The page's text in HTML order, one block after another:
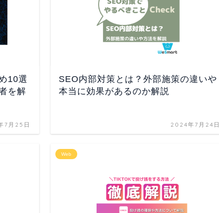
10選
を解
7月25日
SEO内部対策とは？外部施策の違いや
本当に効果があるのか解説
2024年7月24日
Web